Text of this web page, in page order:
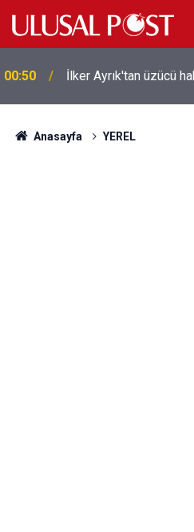
00:39
Liverpool efsanesi
Trabzonspor ile
Anasayfa YEREL